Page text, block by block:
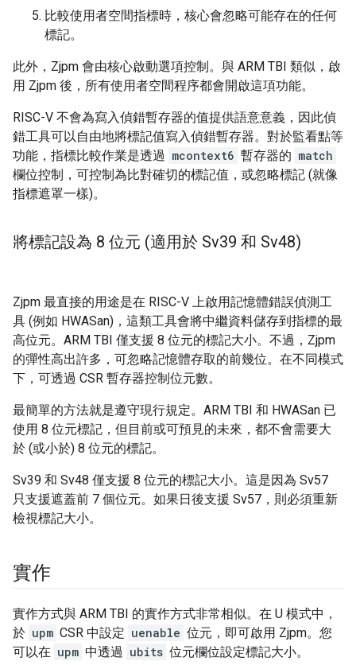
比較使用者空間指標時，核心會忽略可能存在的任何
標記。
此外，Zjpm 會由核心啟動選項控制。與 ARM TBI 類似，啟
用 Zjpm 後，所有使用者空間程序都會開啟這項功能。
RISC-V 不會為寫入偵錯暫存器的值提供語意意義，因此偵
錯工具可以自由地將標記值寫入偵錯暫存器。對於監看點等
功能，指標比較作業是透過 mcontext6 暫存器的 match
欄位控制，可控制為比對確切的標記值，或忽略標記 (就像
指標遮罩一樣)。
將標記設為 8 位元 (適用於 Sv39 和 Sv48)
Zjpm 最直接的用途是在 RISC-V 上啟用記憶體錯誤偵測工
具 (例如 HWASan)，這類工具會將中繼資料儲存到指標的最
高位元。ARM TBI 僅支援 8 位元的標記大小。不過，Zjpm
的彈性高出許多，可忽略記憶體存取的前幾位。在不同模式
下，可透過 CSR 暫存器控制位元數。
最簡單的方法就是遵守現行規定。ARM TBI 和 HWASan 已
使用 8 位元標記，但目前或可預見的未來，都不會需要大
於 (或小於) 8 位元的標記。
Sv39 和 Sv48 僅支援 8 位元的標記大小。這是因為 Sv57
只支援遮蓋前 7 個位元。如果日後支援 Sv57，則必須重新
檢視標記大小。
實作
實作方式與 ARM TBI 的實作方式非常相似。在 U 模式中，
於 upm CSR 中設定 uenable 位元，即可啟用 Zjpm。您
可以在 upm 中透過 ubits 位元欄位設定標記大小。